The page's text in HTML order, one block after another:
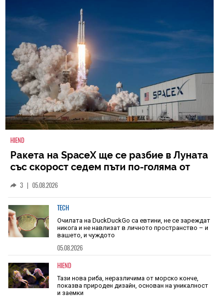
HIEND
Ракета на SpaceX ще се разбие в Луната
със скорост седем пъти по-голяма от
3 | 05.08.2026
TECH
Очилата на DuckDuckGo са евтини, не се зареждат
никога и не навлизат в личното пространство – и
вашето, и чуждото
05.08.2026
HIEND
Тази нова риба, неразличима от морско конче,
показва природен дизайн, основан на уникалност
и заемки